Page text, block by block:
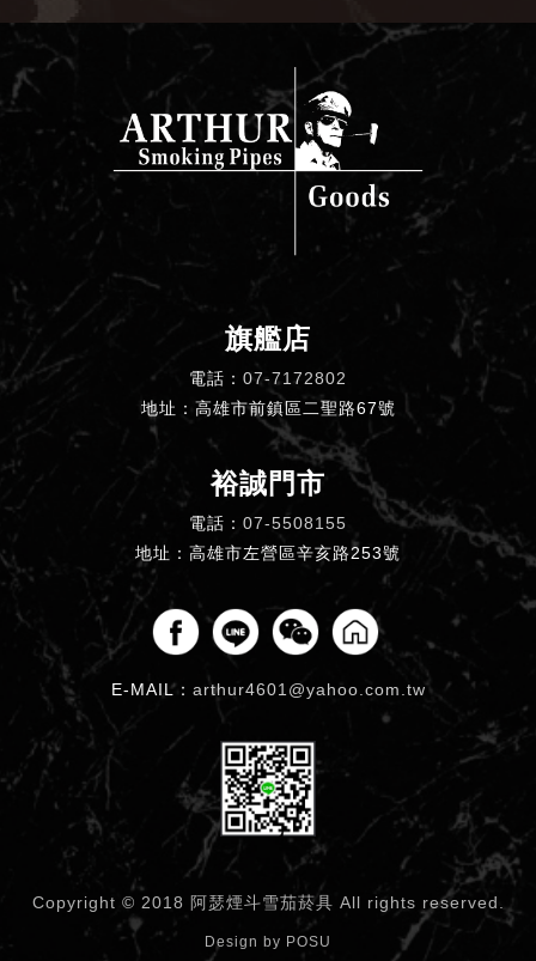
旗艦店
電話： 07-7172802
地址：高雄市前鎮區二聖路67號
裕誠門市
電話： 07-5508155
地址：高雄市左營區辛亥路253號
E-MAIL： arthur4601@yahoo.com.tw
Copyright © 2018 阿瑟煙斗雪茄菸具 All rights reserved.
Design by POSU